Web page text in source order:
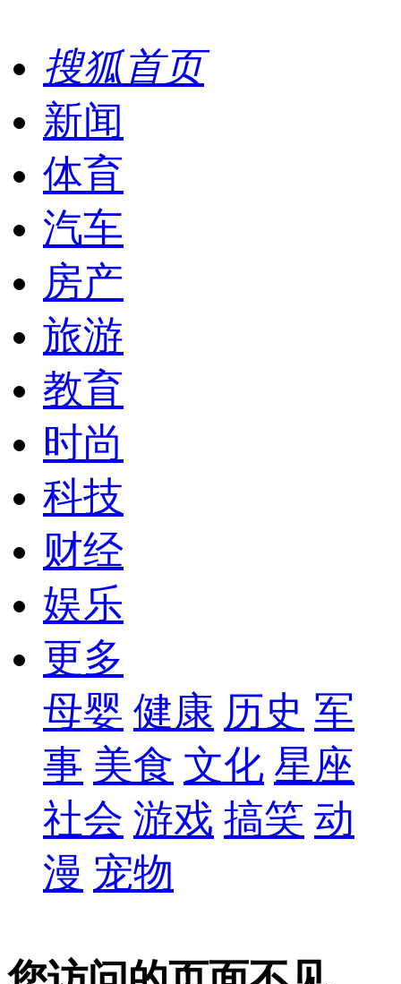
搜狐首页
新闻
体育
汽车
房产
旅游
教育
时尚
科技
财经
娱乐
更多
母婴 健康 历史 军
事 美食 文化 星座
社会 游戏 搞笑 动
漫 宠物